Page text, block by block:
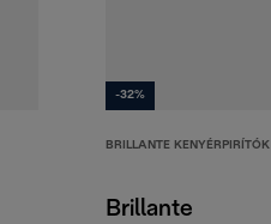
-32%
BRILLANTE KENYÉRPIRÍTÓK
Brillante